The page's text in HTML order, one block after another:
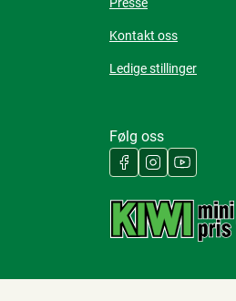
Presse
Kontakt oss
Ledige stillinger
Følg oss